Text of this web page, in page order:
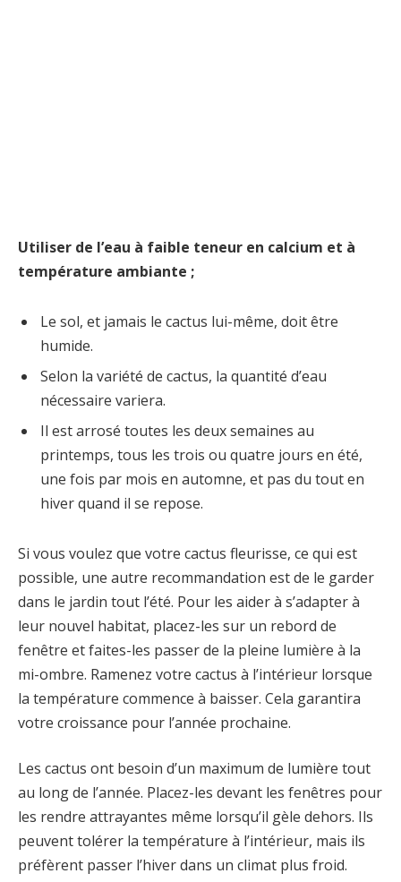
Utiliser de l’eau à faible teneur en calcium et à
température ambiante ;
Le sol, et jamais le cactus lui-même, doit être
humide.
Selon la variété de cactus, la quantité d’eau
nécessaire variera.
Il est arrosé toutes les deux semaines au
printemps, tous les trois ou quatre jours en été,
une fois par mois en automne, et pas du tout en
hiver quand il se repose.
Si vous voulez que votre cactus fleurisse, ce qui est
possible, une autre recommandation est de le garder
dans le jardin tout l’été. Pour les aider à s’adapter à
leur nouvel habitat, placez-les sur un rebord de
fenêtre et faites-les passer de la pleine lumière à la
mi-ombre. Ramenez votre cactus à l’intérieur lorsque
la température commence à baisser. Cela garantira
votre croissance pour l’année prochaine.
Les cactus ont besoin d’un maximum de lumière tout
au long de l’année. Placez-les devant les fenêtres pour
les rendre attrayantes même lorsqu’il gèle dehors. Ils
peuvent tolérer la température à l’intérieur, mais ils
préfèrent passer l’hiver dans un climat plus froid.